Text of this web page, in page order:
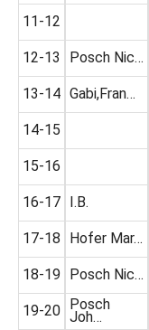
11-12
12-13
13-14
14-15
15-16
16-17
17-18
18-19
19-20
Posch Nic…
Gabi,Fran…
I.B.
Hofer Mar…
Posch Nic…
Posch
Joh…